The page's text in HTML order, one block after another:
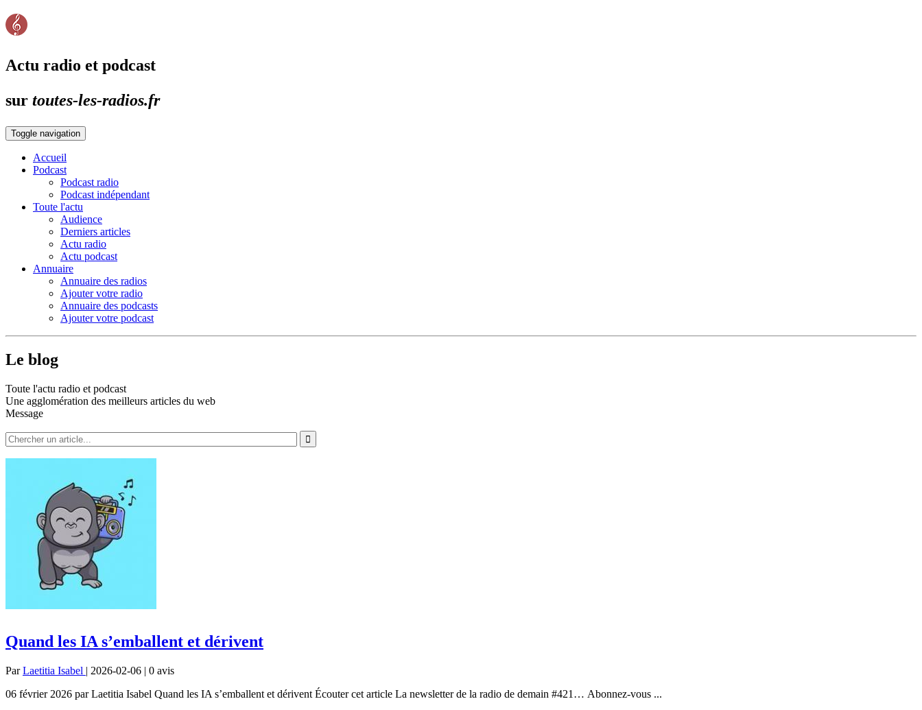
Actu radio et podcast
sur toutes-les-radios.fr
Toggle navigation
Accueil
Podcast
Podcast radio
Podcast indépendant
Toute l'actu
Audience
Derniers articles
Actu radio
Actu podcast
Annuaire
Annuaire des radios
Ajouter votre radio
Annuaire des podcasts
Ajouter votre podcast
Le blog
Toute l'actu radio et podcast
Une agglomération des meilleurs articles du web
Message
Quand les IA s’emballent et dérivent
ParLaetitia Isabel | 2026-02-06 | 0 avis
06 février 2026 par Laetitia Isabel Quand les IA s’emballent et dérivent Écouter cet article La newsletter de la radio de demain #421… Abonnez-vous ...